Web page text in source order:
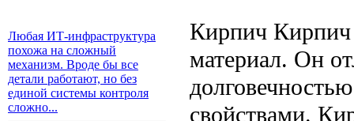
Любая ИТ-инфраструктура
похожа на сложный
механизм. Вроде бы все
детали работают, но без
единой системы контроля
сложно...
Кирпич Кирпич
материал. Он
свойствами.